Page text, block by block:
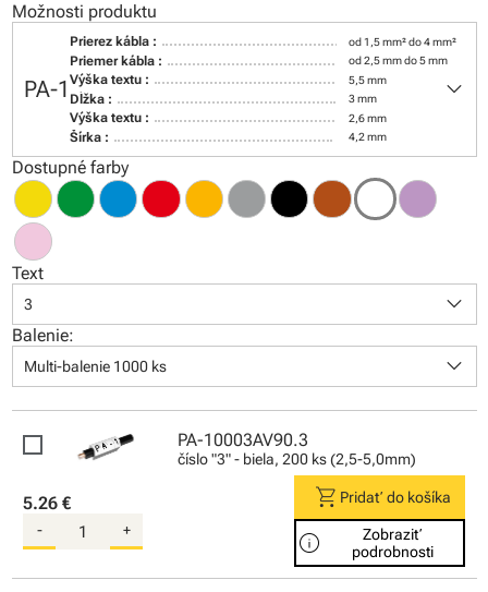
Možnosti produktu
PA-1
Prierez kábla : od 1,5 mm² do 4 mm²
Priemer kábla : od 2,5 mm do 5 mm
Výška textu : 5,5 mm
Dĺžka : 3 mm
Výška textu : 2,6 mm
Šírka : 4,2 mm
keyboard_arrow_down
Dostupné farby
Text
3 keyboard_arrow_down
Balenie:
Multi-balenie 1000 ks keyboard_arrow_down
PA-10003AV90.3
číslo "3" - biela, 200 ks (2,5-5,0mm)
5.26 €
- +
shopping_cart Pridať do košíka
info
Zobraziť
podrobnosti